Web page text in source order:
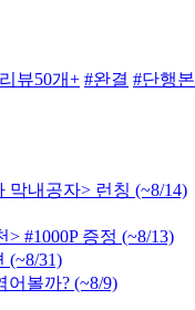
뷰50개+ #완결 #단행본
막내공자> 런칭 (~8/14)
#1000P 증정 (~8/13)
(~8/31)
어볼까? (~8/9)